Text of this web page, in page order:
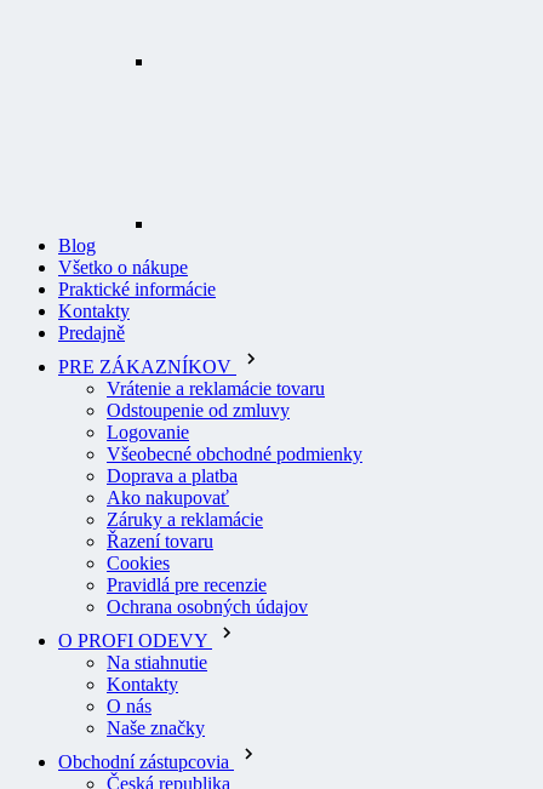
Všetko o nákupe
Praktické informácie
Kontakty
Predajně
PRE ZÁKAZNÍKOV
Vrátenie a reklamácie tovaru
Odstoupenie od zmluvy
Logovanie
Všeobecné obchodné podmienky
Doprava a platba
Ako nakupovať
Záruky a reklamácie
Řazení tovaru
Cookies
Pravidlá pre recenzie
Ochrana osobných údajov
O PROFI ODEVY
Na stiahnutie
Kontakty
O nás
Naše značky
Obchodní zástupcovia
Česká republika
Slovensko - Monika Lažová